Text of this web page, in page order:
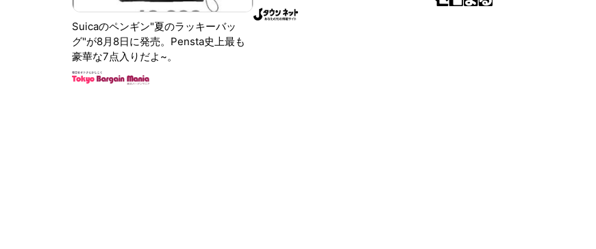
Suicaのペンギン"夏のラッキーバッ
グ"が8月8日に発売。Pensta史上最も
豪華な7点入りだよ~。